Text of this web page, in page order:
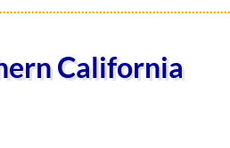
California